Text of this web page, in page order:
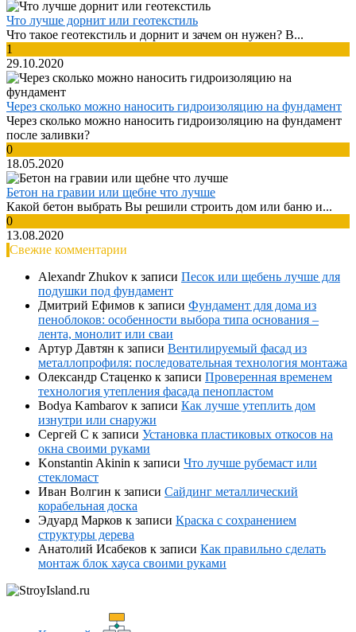
Что лучше дорнит или геотекстиль
Что такое геотекстиль и дорнит и зачем он нужен? В...
1
29.10.2020
Через сколько можно наносить гидроизоляцию на фундамент
Через сколько можно наносить гидроизоляцию на фундамент
после заливки?
0
18.05.2020
Бетон на гравии или щебне что лучше
Какой бетон выбрать Вы решили строить дом или баню и...
0
13.08.2020
Свежие комментарии
Alexandr Zhukov к записи Песок или щебень лучше для
подушки под фундамент
Дмитрий Ефимов к записи Фундамент для дома из
пеноблоков: особенности выбора типа основания –
лента, монолит или сваи
Артур Давтян к записи Вентилируемый фасад из
металлопрофиля: последовательная технология монтажа
Олександр Стаценко к записи Проверенная временем
технология утепления фасада пенопластом
Bodya Kambarov к записи Как лучше утеплить дом
изнутри или снаружи
Сергей С к записи Установка пластиковых откосов на
окна своими руками
Konstantin Akinin к записи Что лучше рубемаст или
стекломаст
Иван Волгин к записи Сайдинг металлический
корабельная доска
Эдуард Марков к записи Краска с сохранением
структуры дерева
Анатолий Исабеков к записи Как правильно сделать
монтаж блок хауса своими руками